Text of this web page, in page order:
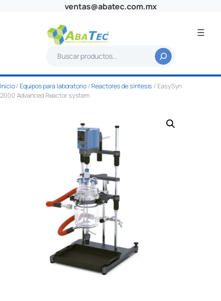
ventas@abatec.com.mx
s
c
a
Inicio/Equipos para laboratorio/Reactores de síntesis / EasySyn
2000 Advanced Reactor system